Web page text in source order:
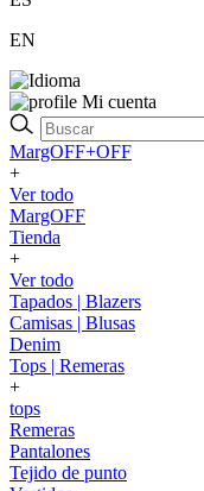
EN
Mi cuenta
MargOFF+OFF
+
Ver todo
MargOFF
Tienda
+
Ver todo
Tapados | Blazers
Camisas | Blusas
Denim
Tops | Remeras
+
tops
Remeras
Pantalones
Tejido de punto